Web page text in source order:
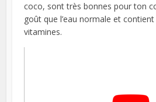
coco, sont très bonnes pour ton
goût que l’eau normale et
vitamines.